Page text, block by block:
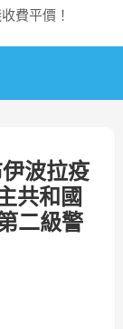
費平價！
波拉疫
共和國
二級警